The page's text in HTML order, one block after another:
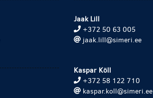
Jaak Lill
+372 50 63 005
jaak.lill@simeri.ee
Kaspar Köll
+372 58 122 710
kaspar.koll@simeri.ee